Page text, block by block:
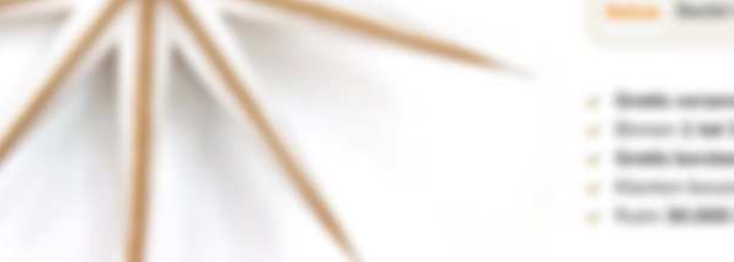
Gratis
Binnen 1 tot
Gratis
Klanten
Ruim 30.000